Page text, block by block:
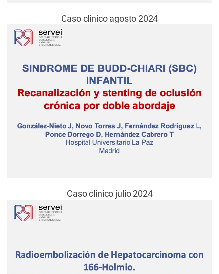
Caso clínico agosto 2024
Caso clínico julio 2024